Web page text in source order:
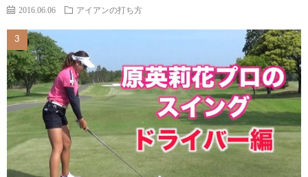
2016.06.06 アイアンの打ち方